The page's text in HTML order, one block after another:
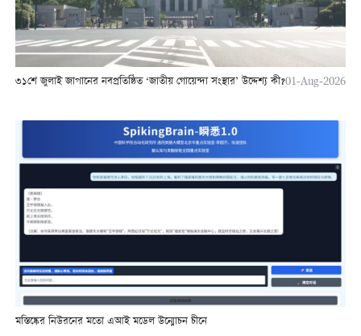
৩১শে জুলাই জাপানের নবপ্রতিষ্ঠিত ‘জাতীয় গোয়েন্দা সংস্থার’ উদ্দেশ্য কী?01-Aug-2026
মস্তিষ্কের নিউরনের মতো এআই মডেল উন্মোচন চীনে